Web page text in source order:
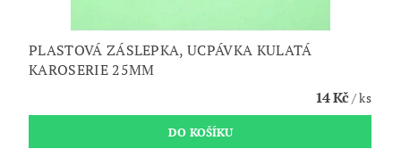
PLASTOVÁ ZÁSLEPKA, UCPÁVKA KULATÁ
KAROSERIE 25MM
14 Kč/ ks